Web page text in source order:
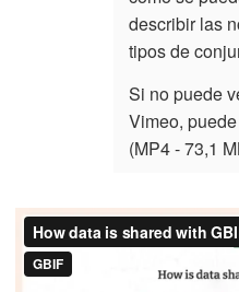
describir las
tipos de
Si no puede
Vimeo, puede
(MP4 - 73,1